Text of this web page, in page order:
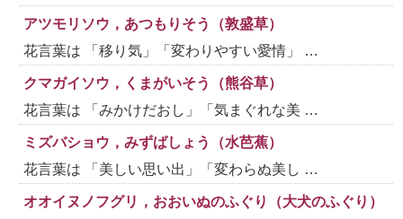
アツモリソウ，あつもりそう（敦盛草）
花言葉は 「移り気」「変わりやすい愛情」 …
クマガイソウ，くまがいそう（熊谷草）
花言葉は 「みかけだおし」「気まぐれな美 …
ミズバショウ，みずばしょう（水芭蕉）
花言葉は 「美しい思い出」「変わらぬ美し …
オオイヌノフグリ，おおいぬのふぐり（大犬のふぐり）